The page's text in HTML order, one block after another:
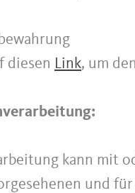
diesen Link, um
kann mit
und